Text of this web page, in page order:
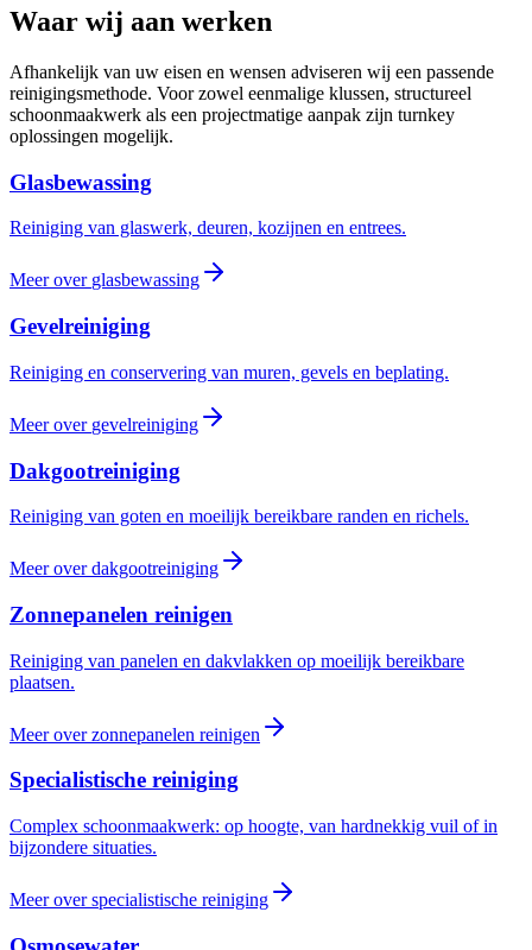
Waar wij aan werken
Afhankelijk van uw eisen en wensen adviseren wij een passende
reinigingsmethode. Voor zowel eenmalige klussen, structureel
schoonmaakwerk als een projectmatige aanpak zijn turnkey
oplossingen mogelijk.
Glasbewassing
Reiniging van glaswerk, deuren, kozijnen en entrees.
Meer over glasbewassing
Gevelreiniging
Reiniging en conservering van muren, gevels en beplating.
Meer over gevelreiniging
Dakgootreiniging
Reiniging van goten en moeilijk bereikbare randen en richels.
Meer overdakgootreiniging
Zonnepanelen reinigen
Reiniging van panelen en dakvlakken op moeilijk bereikbare
plaatsen.
Meer overzonnepanelen reinigen
Specialistische reiniging
Complex schoonmaakwerk: op hoogte, van hardnekkig vuil of in
bijzondere situaties.
Meer overspecialistische reiniging